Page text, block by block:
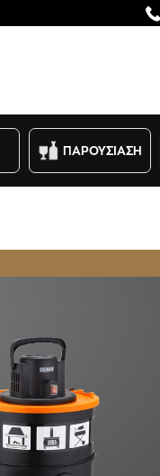
Κατηγορίες
ΠΑΡΟΥΣΙΑΣΗ